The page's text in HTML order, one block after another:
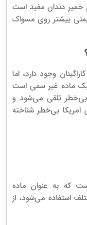
خمیر دندان مفید است
بیشتر روی مسواک
وجود دارد، اما
ماده غیر سمی است
بی‌خطر تلقی می‌شود و
آمریکا بی‌خطر شناخته
که به عنوان ماده
استفاده می‌شود، از